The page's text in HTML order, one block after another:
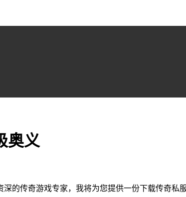
奥义
的传奇游戏专家，我将为您提供一份下载传奇私